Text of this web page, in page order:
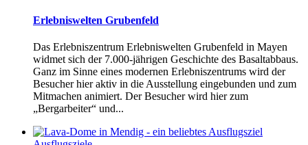
Erlebniswelten Grubenfeld
Das Erlebniszentrum Erlebniswelten Grubenfeld in Mayen
widmet sich der 7.000-jährigen Geschichte des Basaltabbaus.
Ganz im Sinne eines modernen Erlebniszentrums wird der
Besucher hier aktiv in die Ausstellung eingebunden und zum
Mitmachen animiert. Der Besucher wird hier zum
„Bergarbeiter“ und...